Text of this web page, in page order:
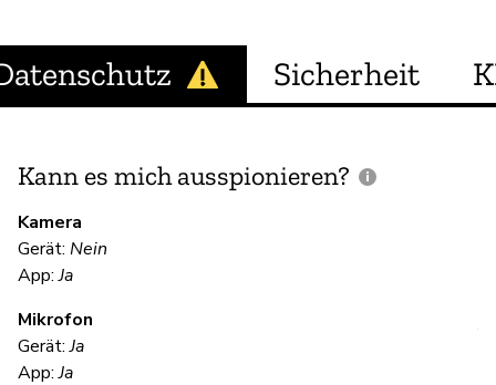
Sicherheit
Kann es mich ausspionieren?
Kamera
Gerät: Nein
App:Ja
Mikrofon
Gerät:Ja
App:Ja